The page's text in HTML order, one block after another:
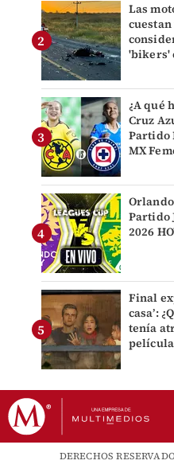
Las
'bikers'
¿A qué
Cruz
Partido
MX
Partido
2026
Final
casa’:
tenía
DERECHOS